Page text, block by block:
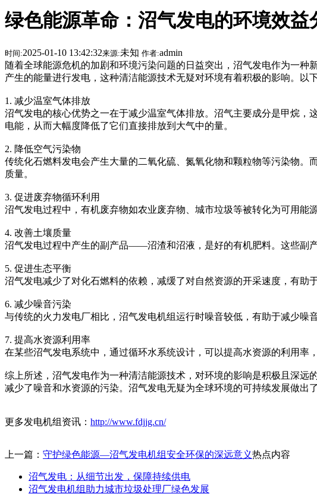
绿色能源革命：沼气发电的环境效益
时间:2025-01-10 13:42:32来源:未知 作者:admin
随着全球能源危机的加剧和环境污染问题的日益突出，沼气发电作为一种
产生的能量进行发电，这种清洁能源技术无疑对环境有着积极的影响。以
1. 减少温室气体排放
沼气发电的核心优势之一在于减少温室气体排放。沼气主要成分是甲烷
电能，从而大幅度降低了它们直接排放到大气中的量。
2. 降低空气污染物
传统化石燃料发电会产生大量的二氧化硫、氮氧化物和颗粒物等污染物
质量。
3. 促进废弃物循环利用
沼气发电过程中，有机废弃物如农业废弃物、城市垃圾等被转化为可用能
4. 改善土壤质量
沼气发电过程中产生的副产品——沼渣和沼液，是好的有机肥料。这些副
5. 促进生态平衡
沼气发电减少了对化石燃料的依赖，减缓了对自然资源的开采速度，有助
6. 减少噪音污染
与传统的火力发电厂相比，沼气发电机组运行时噪音较低，有助于减少噪
7. 提高水资源利用率
在某些沼气发电系统中，通过循环水系统设计，可以提高水资源的利用率
综上所述，沼气发电作为一种清洁能源技术，对环境的影响是积极且深
减少了噪音和水资源的污染。沼气发电无疑为全球环境的可持续发展做出了
更多发电机组资讯： http://www.fdjjg.cn/
上一篇： 守护绿色能源—沼气发电机组安全环保的深远意义热点内容
沼气发电：从细节出发，保障持续供电
沼气发电机组助力城市垃圾处理厂绿色发展